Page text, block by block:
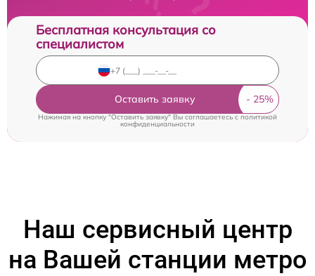
Бесплатная консультация со
специалистом
Оставить заявку
Нажимая на кнопку "Оставить заявку" Вы соглашаетесь c политикой
конфиденциальности
Наш сервисный центр
на Вашей станции метро